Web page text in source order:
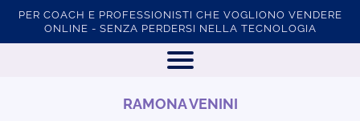
PER COACH E PROFESSIONISTI CHE VOGLIONO VENDERE
ONLINE - SENZA PERDERSI NELLA TECNOLOGIA
RAMONA VENINI